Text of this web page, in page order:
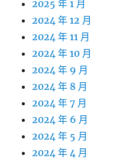
2025 年 1 月
2024 年 12 月
2024 年 11 月
2024 年 10 月
2024 年 9 月
2024 年 8 月
2024 年 7 月
2024 年 6 月
2024 年 5 月
2024 年 4 月